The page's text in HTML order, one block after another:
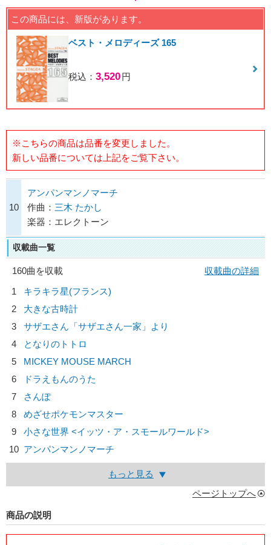
この商品には、新版があります。
ベスト・メロディーズ 165
税込： 3,520円
※こちらの商品は品番を変更しました。
新しい品番については上記をご覧下さい。
10
アンパンマンノマーチ
作曲： 三木 たかし
楽器：エレクトーン
収載曲一覧
160曲を収載
収載曲の詳細
1
キラキラ星(フランス)
2
大きな古時計
3
サザエさん「サザエさん一家」より
4
となりのトトロ
5
MICKEY MOUSE MARCH
6
ドラえもんのうた
7
さんぽ
8
めざせポケモンマスター
9
小さな世界 <イッツ・ア・スモールワールド>
10 アンパンマンノマーチ
もっと見る
ページトップへ
商品の説明